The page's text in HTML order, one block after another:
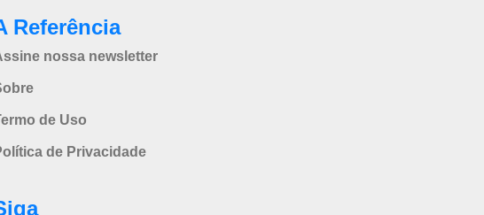
Referência
nossa newsletter
de Uso
de Privacidade